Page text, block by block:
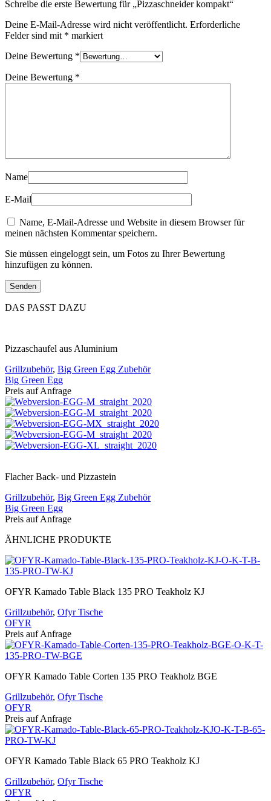
Schreibe die erste Bewertung für „Pizzaschneider kompakt“
Deine E-Mail-Adresse wird nicht veröffentlicht. Erforderliche
Felder sind mit * markiert
Deine Bewertung *
Deine Bewertung *
Name
E-Mail
Name, E-Mail-Adresse und Website in diesem Browser für
meinen nächsten Kommentar speichern.
Sie müssen eingeloggt sein, um Fotos zu Ihrer Bewertung
hinzufügen zu können.
DAS PASST DAZU
Pizzaschaufel aus Aluminium
Grillzubehör, Big Green Egg Zubehör
Big Green Egg
Preis auf Anfrage
Flacher Back- und Pizzastein
Grillzubehör, Big Green Egg Zubehör
Big Green Egg
Preis auf Anfrage
ÄHNLICHE PRODUKTE
OFYR Kamado Table Black 135 PRO Teakholz KJ
Grillzubehör, Ofyr Tische
OFYR
Preis auf Anfrage
OFYR Kamado Table Corten 135 PRO Teakholz BGE
Grillzubehör, Ofyr Tische
OFYR
Preis auf Anfrage
OFYR Kamado Table Black 65 PRO Teakholz KJ
Grillzubehör, Ofyr Tische
OFYR